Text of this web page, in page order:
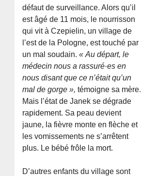
défaut de surveillance. Alors qu’il
est âgé de 11 mois, le nourrisson
qui vit à Czepielin, un village de
l’est de la Pologne, est touché par
un mal soudain.« Au départ, le
médecin nous a rassuré·es en
nous disant que ce n’était qu’un
mal de gorge »,témoigne sa mère.
Mais l’état de Janek se dégrade
rapidement. Sa peau devient
jaune, la fièvre monte en flèche et
les vomissements ne s’arrêtent
plus. Le bébé frôle la mort.
D’autres enfants du village sont